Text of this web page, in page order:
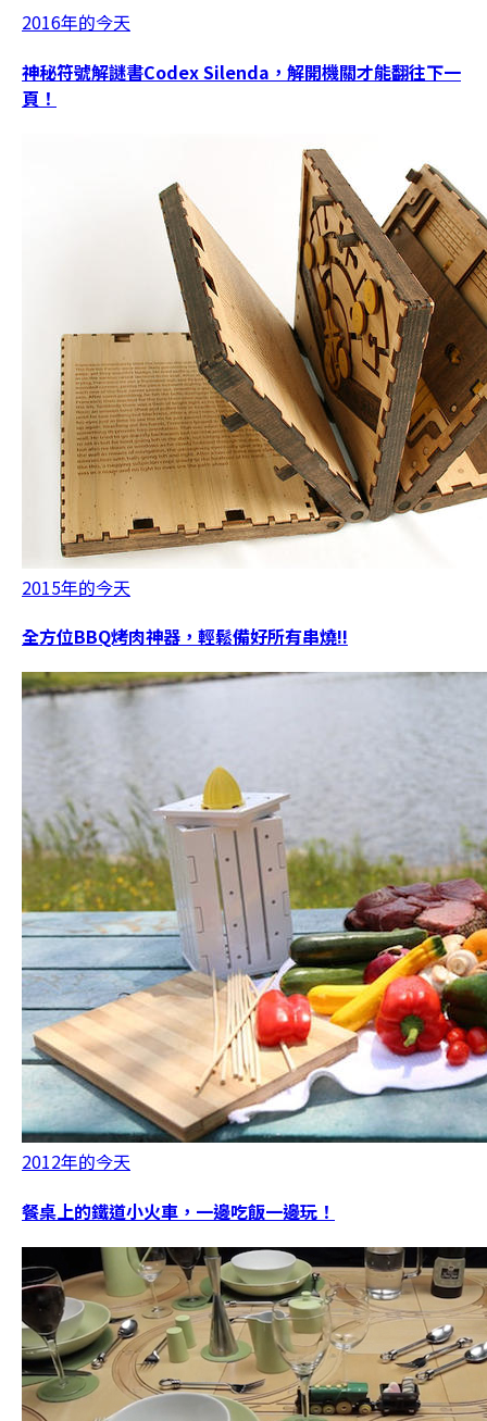
2016年的今天
神秘符號解謎書Codex Silenda，解開機關才能翻往下一
頁！
2015年的今天
全方位BBQ烤肉神器，輕鬆備好所有串燒!!
2012年的今天
餐桌上的鐵道小火車，一邊吃飯一邊玩！